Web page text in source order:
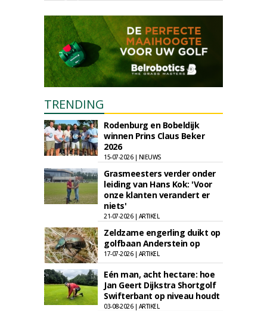
TRENDING
Rodenburg en Bobeldijk
winnen Prins Claus Beker
2026
15-07-2026 | NIEUWS
Grasmeesters verder onder
leiding van Hans Kok: 'Voor
onze klanten verandert er
niets'
21-07-2026 | ARTIKEL
Zeldzame engerling duikt op
golfbaan Anderstein op
17-07-2026 | ARTIKEL
Eén man, acht hectare: hoe
Jan Geert Dijkstra Shortgolf
Swifterbant op niveau houdt
03-08-2026 | ARTIKEL